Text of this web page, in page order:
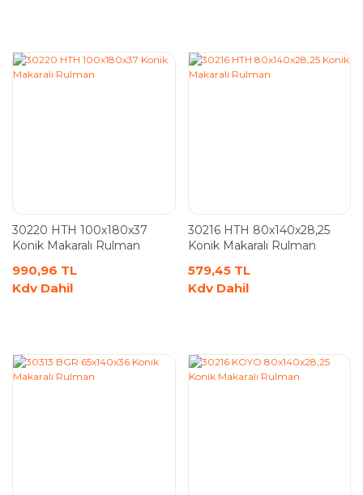
30220 HTH 100x180x37
Konik Makaralı Rulman
990,96 TL
Kdv Dahil
30216 HTH 80x140x28,25
Konik Makaralı Rulman
579,45 TL
Kdv Dahil